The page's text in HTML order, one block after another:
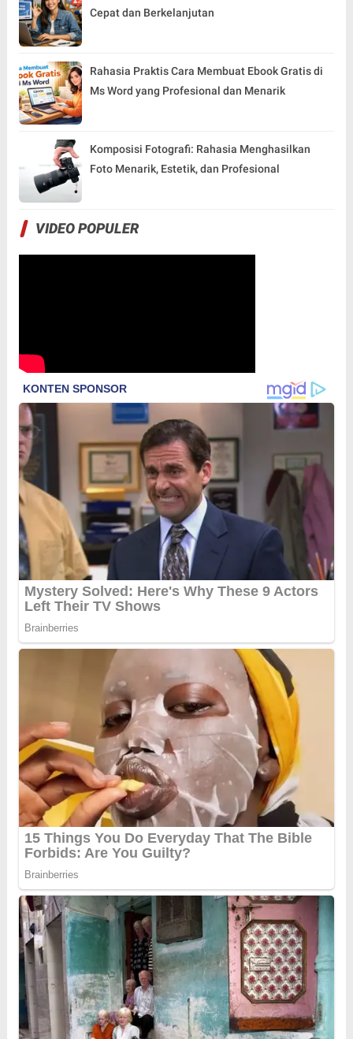
Cepat dan Berkelanjutan
Rahasia Praktis Cara Membuat Ebook Gratis di
Ms Word yang Profesional dan Menarik
Komposisi Fotografi: Rahasia Menghasilkan
Foto Menarik, Estetik, dan Profesional
VIDEO POPULER